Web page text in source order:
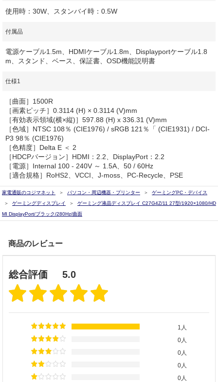
使用時：30W、スタンバイ時：0.5W
付属品
電源ケーブル1.5m、HDMIケーブル1.8m、Displayportケーブル1.8
m、スタンド、ベース、保証書、OSD機能説明書
仕様1
［曲面］1500R
［画素ピッチ］0.3114 (H) × 0.3114 (V)mm
［有効表示領域(横×縦)］597.88 (H) x 336.31 (V)mm
［色域］NTSC 108％ (CIE1976) / sRGB 121％「 (CIE1931) / DCI-
P3 98％ (CIE1976)
［色精度］Delta E ＜ 2
［HDCPバージョン］HDMI：2.2、DisplayPort：2.2
［電源］Internal 100 - 240V ～ 1.5A、50 / 60Hz
［適合規格］RoHS2、VCCI、J-moss、PC-Recycle、PSE
家電通販のコジマネット パソコン・周辺機器・プリンター
ゲーミングPC・デバイス
ゲーミングディスプレイ
ゲーミング液晶ディスプレイ C27G4Z/11 27型/1920×1080/HD
MI DisplayPort/ブラック/280Hz/曲面
商品のレビュー
総合評価 5.0
1人
0人
0人
0人
0人